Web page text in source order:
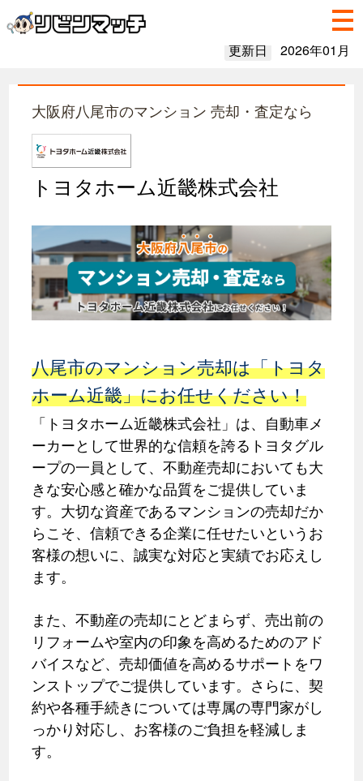
更新日 2026年01月
大阪府八尾市のマンション 売却・査定なら
トヨタホーム近畿株式会社
八尾市のマンション売却は「トヨタ
ホーム近畿」にお任せください！
「トヨタホーム近畿株式会社」は、自動車メ
ーカーとして世界的な信頼を誇るトヨタグル
ープの一員として、不動産売却においても大
きな安心感と確かな品質をご提供していま
す。大切な資産であるマンションの売却だか
らこそ、信頼できる企業に任せたいというお
客様の想いに、誠実な対応と実績でお応えし
ます。
また、不動産の売却にとどまらず、売出前の
リフォームや室内の印象を高めるためのアド
バイスなど、売却価値を高めるサポートをワ
ンストップでご提供しています。さらに、契
約や各種手続きについては専属の専門家がし
っかり対応し、お客様のご負担を軽減しま
す。